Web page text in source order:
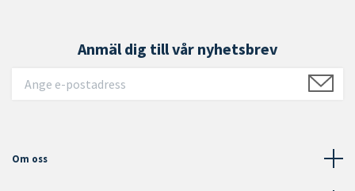
Anmäl dig till vår nyhetsbrev
Om oss